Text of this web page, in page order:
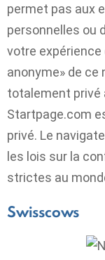
permet pas aux
personnelles ou
votre expérience
anonyme» de ce
totalement privé
Startpage.com
privé. Le
les lois sur la
strictes au
Swisscows